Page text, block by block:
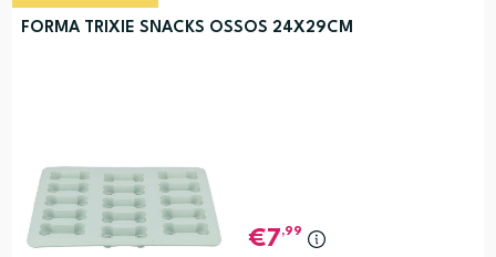
FORMA TRIXIE SNACKS OSSOS 24X29CM
7,99